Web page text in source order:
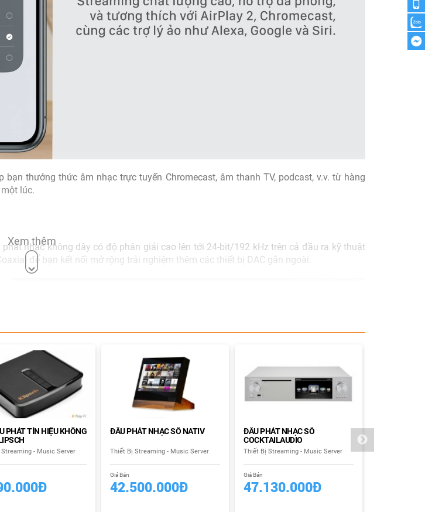
thưởng thức âm nhạc trực tuyến Chromecast, âm thanh TV, podcast, v.v. từ hàng
lúc.
nhạc không dây có độ phân giải cao lên tới 24-bit/192 kHz trên cả đầu ra kỹ thuật
để bạn kết nối mở rộng trải nghiệm thêm các thiết bị DAC gắn ngoài.
Xem thêm
PHÁT TÍN HIỆU KHÔNG
- Music Server
ĐẦU PHÁT NHẠC SỐ NATIV
Thiết Bị Streaming - Music Server
Giá Bán
42.500.000Đ
ĐẦU PHÁT NHẠC SỐ
COCKTAILAUDIO
Thiết Bị Streaming - Music Server
Giá Bán
47.130.000Đ